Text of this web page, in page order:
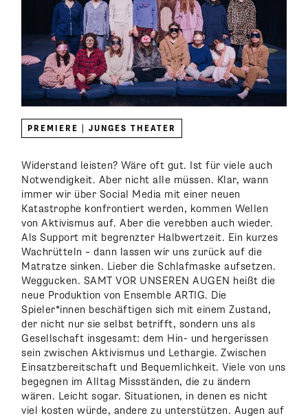
PREMIERE | JUNGES THEATER
Widerstand leisten? Wäre oft gut. Ist für viele auch
Notwendigkeit. Aber nicht alle müssen. Klar, wann
immer wir über Social Media mit einer neuen
Katastrophe konfrontiert werden, kommen Wellen
von Aktivismus auf. Aber die verebben auch wieder.
Als Support mit begrenzter Halbwertzeit. Ein kurzes
Wachrütteln – dann lassen wir uns zurück auf die
Matratze sinken. Lieber die Schlafmaske aufsetzen.
Weggucken. SAMT VOR UNSEREN AUGEN heißt die
neue Produktion von Ensemble ARTIG. Die
Spieler*innen beschäftigen sich mit einem Zustand,
der nicht nur sie selbst betrifft, sondern uns als
Gesellschaft insgesamt: dem Hin- und hergerissen
sein zwischen Aktivismus und Lethargie. Zwischen
Einsatzbereitschaft und Bequemlichkeit. Viele von uns
begegnen im Alltag Missständen, die zu ändern
wären. Leicht sogar. Situationen, in denen es nicht
viel kosten würde, andere zu unterstützen. Augen auf